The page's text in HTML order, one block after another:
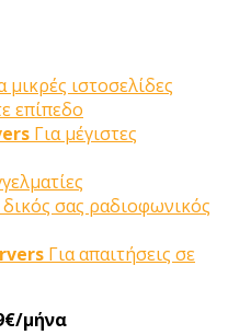
μικρές ιστοσελίδες
επίπεδο
Για μέγιστες
σας ραδιοφωνικός
Για απαιτήσεις σε
μήνα